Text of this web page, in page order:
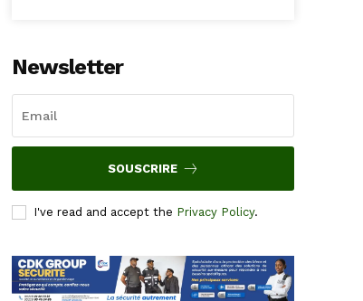
Newsletter
SOUSCRIRE
I've read and accept the Privacy Policy.